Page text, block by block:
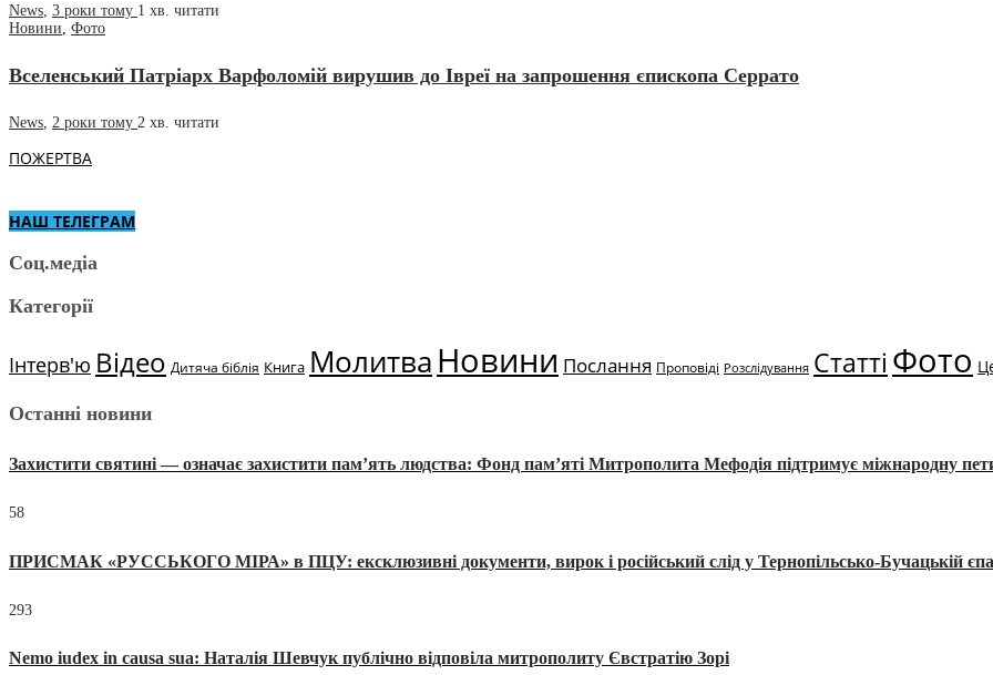
News 3 роки тому 1 хв. читати
Новини Фото
Вселенський Патріарх Варфоломій вирушив до Івреї на запрошення єпископа Серрато
News 2 роки тому 2 хв. читати
ПОЖЕРТВА
НАШ ТЕЛЕГРАМ
Соц.медіа
Категорії
Інтерв'ю Відео Дитяча біблія Книга МолитваНовини Послання Проповіді Розслідування Статті Фото
Останні новини
Захистити святині — означає захистити пам’ять людства: Фонд пам’яті Митрополита Мефодія підтримує міжнародну
58
ПРИСМАК «РУССЬКОГО МІРА» в ПЦУ: ексклюзивні документи, вирок і російський слід у Тернопільсько-Бучацькій
293
Nemo iudex in causa sua: Наталія Шевчук публічно відповіла митрополиту Євстратію Зорі